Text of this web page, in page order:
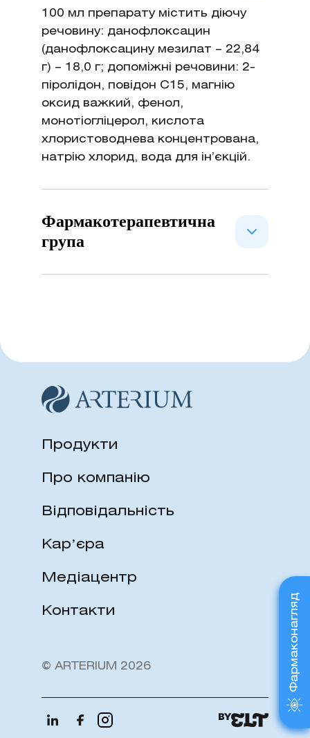
захворюваннях органів дихання та
травного каналу, що спричинені
мікроорганізмами, чутливими до
данофлоксацину.
100 мл препарату містить діючу
речовину: данофлоксацин
(данофлоксацину мезилат – 22,84
г) – 18,0 г; допоміжні речовини: 2-
піролідон, повідон С15, магнію
оксид важкий, фенол,
монотіогліцерол, кислота
хлористоводнева концентрована,
натрію хлорид, вода для ін’єкцій.
Фармакотерапевтична
група
Фармаконагляд
Продукти
Про компанію
Відповідальність
Карʼєра
Медіацентр
Контакти
© ARTERIUM 2026